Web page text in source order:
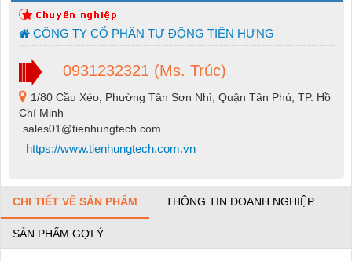
CÔNG TY CỔ PHẦN TỰ ĐỘNG TIẾN HƯNG
0931232321 (Ms. Trúc)
1/80 Cầu Xéo, Phường Tân Sơn Nhì, Quận Tân Phú, TP. Hồ
Chí Minh
sales01@tienhungtech.com
https://www.tienhungtech.com.vn
CHI TIẾT VỀ SẢN PHẨM THÔNG TIN DOANH NGHIỆP
SẢN PHẨM GỢI Ý